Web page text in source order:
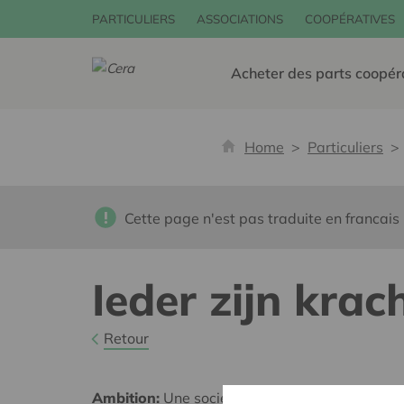
PARTICULIERS ASSOCIATIONS COOPÉRATIVES
Acheter des parts
Home Particuliers
Cette page n'est pas traduite en francais
Ieder zijn
Retour
Ambition: Une société solidaire et